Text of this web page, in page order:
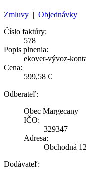
Zmluvy | Objednávky
Číslo faktúry:
578
Popis plnenia:
ekover-vývoz-
Cena:
599,58 €
Odberateľ:
Obec Margecany
IČO:
329347
Adresa:
Obchodná
Dodávateľ: